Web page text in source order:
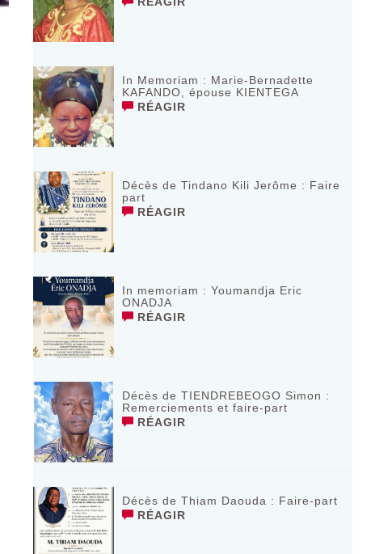
In Memoriam : Marie-Bernadette
KAFANDO, épouse KIENTEGA
RÉAGIR
Décès de Tindano Kili Jerôme : Faire
part
RÉAGIR
In memoriam : Youmandja Eric
ONADJA
RÉAGIR
Décès de TIENDREBEOGO Simon :
Remerciements et faire-part
RÉAGIR
Décès de Thiam Daouda : Faire-part
RÉAGIR